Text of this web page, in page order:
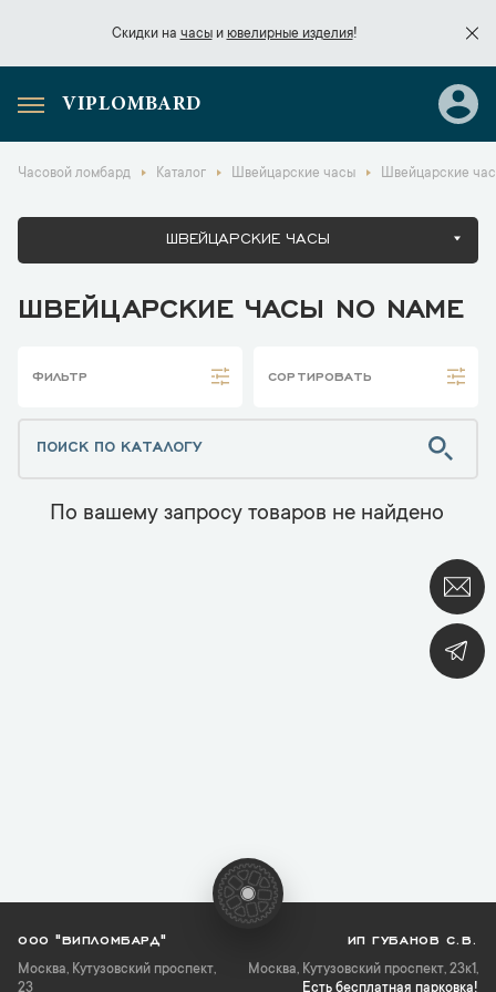
Скидки на часыи ювелирные изделия!
Скидки начасы
VIPLOMBARD
Часовой ломбард Каталог Швейцарские часы Швейцарские
ШВЕЙЦАРСКИЕ ЧАСЫ
ШВЕЙЦАРСКИЕ ЧАСЫ NO NAME
ФИЛЬТР СОРТИРОВАТЬ
По вашему запросу товаров не найдено
ООО "ВИПЛОМБАРД"
Москва, Кутузовский проспект,
23
ИП ГУБАНОВ С.В.
Москва, Кутузовский проспект, 23к1,
Есть бесплатная парковка!